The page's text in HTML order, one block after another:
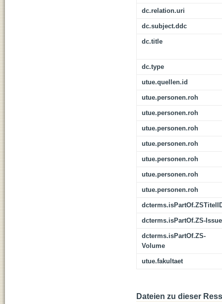
dc.relation.uri
dc.subject.ddc
dc.title
dc.type
utue.quellen.id
utue.personen.roh
utue.personen.roh
utue.personen.roh
utue.personen.roh
utue.personen.roh
utue.personen.roh
utue.personen.roh
dcterms.isPartOf.ZS-Issue
dcterms.isPartOf.ZS-
Volume
utue.fakultaet
Dateien zu dieser